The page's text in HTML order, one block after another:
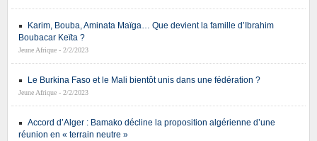
Karim, Bouba, Aminata Maïga… Que devient la famille d’Ibrahim
Boubacar Keïta ?
Jeune Afrique - 2/2/2023
Le Burkina Faso et le Mali bientôt unis dans une fédération ?
Jeune Afrique - 2/2/2023
Accord d’Alger : Bamako décline la proposition algérienne d’une
réunion en « terrain neutre »